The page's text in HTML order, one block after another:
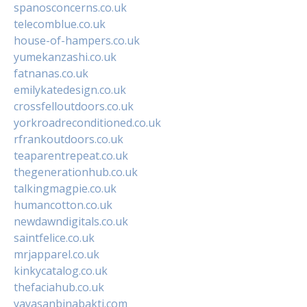
spanosconcerns.co.uk
telecomblue.co.uk
house-of-hampers.co.uk
yumekanzashi.co.uk
fatnanas.co.uk
emilykatedesign.co.uk
crossfelloutdoors.co.uk
yorkroadreconditioned.co.uk
rfrankoutdoors.co.uk
teaparentrepeat.co.uk
thegenerationhub.co.uk
talkingmagpie.co.uk
humancotton.co.uk
newdawndigitals.co.uk
saintfelice.co.uk
mrjapparel.co.uk
kinkycatalog.co.uk
thefaciahub.co.uk
yayasanbinabakti.com